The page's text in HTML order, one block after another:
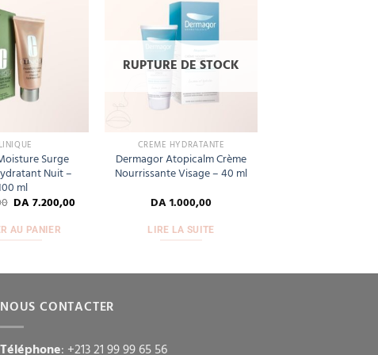
Surge
Nuit –
ml
DA7.200,00
AU PANIER
wishlist
RUPTURE DE STOCK
CRÈME HYDRATANTE
Dermagor Atopicalm Crème
Nourrissante Visage – 40 ml
DA1.000,00
LIRE LA SUITE
NOUS CONTACTER
Téléphone: +213 21 99 99 65 56